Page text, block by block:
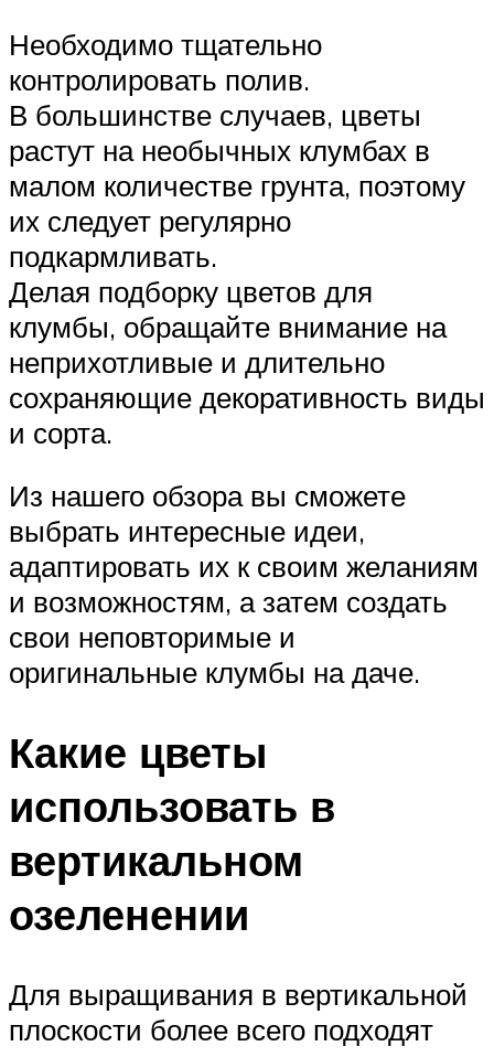
Необходимо тщательно
контролировать полив.
В большинстве случаев, цветы
растут на необычных клумбах в
малом количестве грунта, поэтому
их следует регулярно
подкармливать.
Делая подборку цветов для
клумбы, обращайте внимание на
неприхотливые и длительно
сохраняющие декоративность виды
и сорта.
Из нашего обзора вы сможете
выбрать интересные идеи,
адаптировать их к своим желаниям
и возможностям, а затем создать
свои неповторимые и
оригинальные клумбы на даче.
Какие цветы
использовать в
вертикальном
озеленении
Для выращивания в вертикальной
плоскости более всего подходят